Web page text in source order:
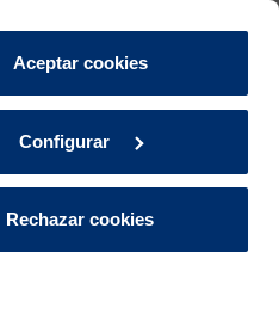
Aceptar cookies
Configurar
Rechazar cookies
ES Área de Clientes
Actualidad